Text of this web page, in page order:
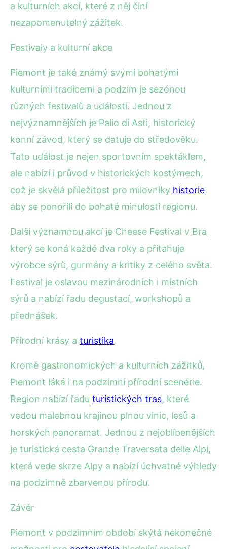
a kulturních akcí, které z něj činí
nezapomenutelný zážitek.
Festivaly a kulturní akce
Piemont je také známý svými bohatými
kulturními tradicemi a podzim je sezónou
různých festivalů a událostí. Jednou z
nejvýznamnějších je Palio di Asti, historický
konní závod, který se datuje do středověku.
Tato událost je nejen sportovním spektáklem,
ale nabízí i průvod v historických kostýmech,
což je skvělá příležitost pro milovníky historie,
aby se ponořili do bohaté minulosti regionu.
Další významnou akcí je Cheese Festival v Bra,
který se koná každé dva roky a přitahuje
výrobce sýrů, gurmány a kritiky z celého světa.
Festival je oslavou mezinárodních i místních
sýrů a nabízí řadu degustací, workshopů a
přednášek.
Přírodní krásy a turistika
Kromě gastronomických a kulturních zážitků,
Piemont láká i na podzimní přírodní scenérie.
Region nabízí řadu turistických tras, které
vedou malebnou krajinou plnou vinic, lesů a
horských panoramat. Jednou z nejoblíbenějších
je turistická cesta Grande Traversata delle Alpi,
která vede skrze Alpy a nabízí úchvatné výhledy
na podzimně zbarvenou přírodu.
Závěr
Piemont v podzimním období skýtá nekonečné